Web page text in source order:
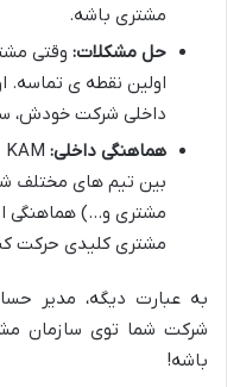
مشتری باشه.
حل مشکلات:
اولین نقطه ی تماسه.
داخلی شرکت خودش،
هماهنگی داخلی:
بین تیم های مختلف
مشتری و…) هماهنگی
مشتری کلیدی حرکت
به عبارت دیگه، مدیر
شرکت شما توی سازمان
باشه!